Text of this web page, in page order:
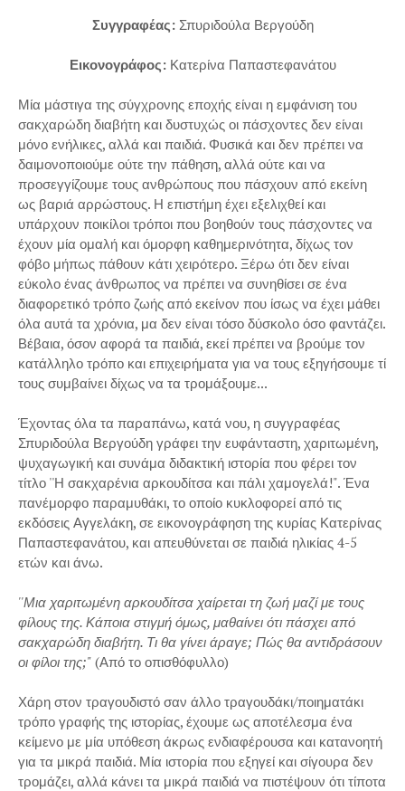
Συγγραφέας: Σπυριδούλα Βεργούδη
Εικονογράφος:Κατερίνα Παπαστεφανάτου
Μία μάστιγα της σύγχρονης εποχής είναι η εμφάνιση του
σακχαρώδη διαβήτη και δυστυχώς οι πάσχοντες δεν είναι
μόνο ενήλικες, αλλά και παιδιά. Φυσικά και δεν πρέπει να
δαιμονοποιούμε ούτε την πάθηση, αλλά ούτε και να
προσεγγίζουμε τους ανθρώπους που πάσχουν από εκείνη
ως βαριά αρρώστους. Η επιστήμη έχει εξελιχθεί και
υπάρχουν ποικίλοι τρόποι που βοηθούν τους πάσχοντες να
έχουν μία ομαλή και όμορφη καθημερινότητα, δίχως τον
φόβο μήπως πάθουν κάτι χειρότερο. Ξέρω ότι δεν είναι
εύκολο ένας άνθρωπος να πρέπει να συνηθίσει σε ένα
διαφορετικό τρόπο ζωής από εκείνον που ίσως να έχει μάθει
όλα αυτά τα χρόνια, μα δεν είναι τόσο δύσκολο όσο φαντάζει.
Βέβαια, όσον αφορά τα παιδιά, εκεί πρέπει να βρούμε τον
κατάλληλο τρόπο και επιχειρήματα για να τους εξηγήσουμε τί
τους συμβαίνει δίχως να τα τρομάξουμε...
Έχοντας όλα τα παραπάνω, κατά νου, η συγγραφέας
Σπυριδούλα Βεργούδη γράφει την ευφάνταστη, χαριτωμένη,
ψυχαγωγική και συνάμα διδακτική ιστορία που φέρει τον
τίτλο ''Η σακχαρένια αρκουδίτσα και πάλι χαμογελά!". Ένα
πανέμορφο παραμυθάκι, το οποίο κυκλοφορεί από τις
εκδόσεις Αγγελάκη, σε εικονογράφηση της κυρίας Κατερίνας
Παπαστεφανάτου, και απευθύνεται σε παιδιά ηλικίας 4-5
ετών και άνω.
''Μια χαριτωμένη αρκουδίτσα χαίρεται τη ζωή μαζί με τους
φίλους της. Κάποια στιγμή όμως, μαθαίνει ότι πάσχει από
σακχαρώδη διαβήτη. Τι θα γίνει άραγε; Πώς θα αντιδράσουν
οι φίλοι της;" (Από το οπισθόφυλλο)
Χάρη στον τραγουδιστό σαν άλλο τραγουδάκι/ποιηματάκι
τρόπο γραφής της ιστορίας, έχουμε ως αποτέλεσμα ένα
κείμενο με μία υπόθεση άκρως ενδιαφέρουσα και κατανοητή
για τα μικρά παιδιά. Μία ιστορία που εξηγεί και σίγουρα δεν
τρομάζει, αλλά κάνει τα μικρά παιδιά να πιστέψουν ότι τίποτα